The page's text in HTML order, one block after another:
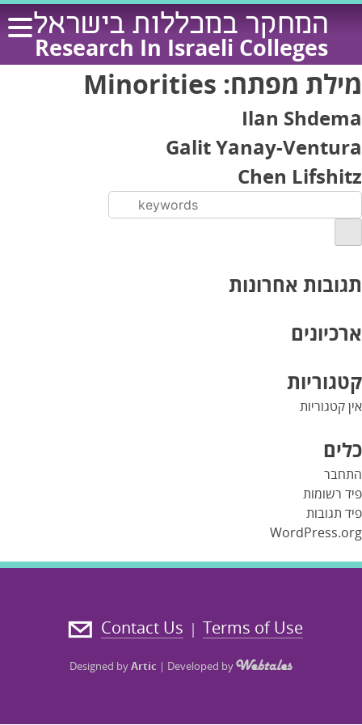
Skip
content
המחקר במכללות בישראל
Research In Israeli Colleges
מילת מפתח: Minorities
Ilan Shdema
Galit Yanay-Ventura
Chen Lifshitz
תגובות אחרונות
ארכיונים
קטגוריות
אין קטגוריות
כלים
התחבר
פיד רשומות
פיד תגובות
WordPress.org
Terms of Use
|
Contact Us
Designed byArtic | Developed by